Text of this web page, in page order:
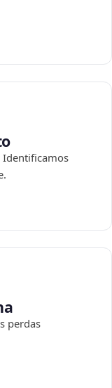
Identificamos
perdas